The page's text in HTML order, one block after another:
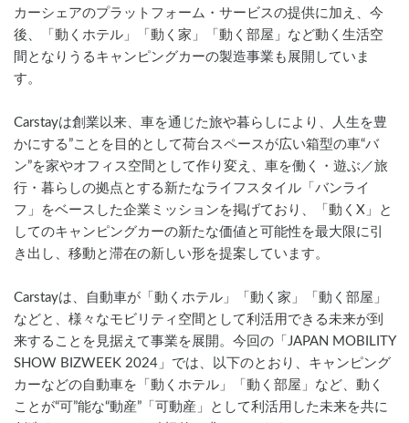
カーシェアのプラットフォーム・サービスの提供に加え、今
後、「動くホテル」「動く家」「動く部屋」など動く生活空
間となりうるキャンピングカーの製造事業も展開していま
す。
Carstayは創業以来、車を通じた旅や暮らしにより、人生を豊
かにする”ことを目的として荷台スペースが広い箱型の車“バ
ン”を家やオフィス空間として作り変え、車を働く・遊ぶ／旅
行・暮らしの拠点とする新たなライフスタイル「バンライ
フ」をベースした企業ミッションを掲げており、「動くX」と
してのキャンピングカーの新たな価値と可能性を最大限に引
き出し、移動と滞在の新しい形を提案しています。
Carstayは、自動車が「動くホテル」「動く家」「動く部屋」
などと、様々なモビリティ空間として利活用できる未来が到
来することを見据えて事業を展開。今回の「JAPAN MOBILITY
SHOW BIZWEEK 2024」では、以下のとおり、キャンピング
カーなどの自動車を「動くホテル」「動く部屋」など、動く
ことが“可”能な“動産”「可動産」として利活用した未来を共に